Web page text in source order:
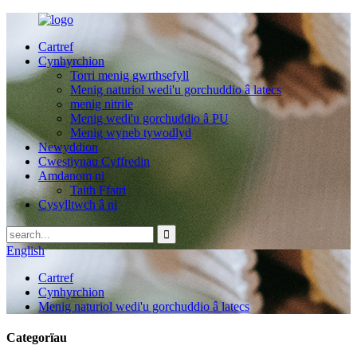
Cartref
Cynhyrchion
Torri menig gwrthsefyll
Menig naturiol wedi'u gorchuddio â latecs
menig nitrile
Menig wedi'u gorchuddio â PU
Menig wyneb tywodlyd
Newyddion
Cwestiynau Cyffredin
Amdanom ni
Taith Ffatri
Cysylltwch â ni
English
Cartref
Cynhyrchion
Menig naturiol wedi'u gorchuddio â latecs
Categorïau